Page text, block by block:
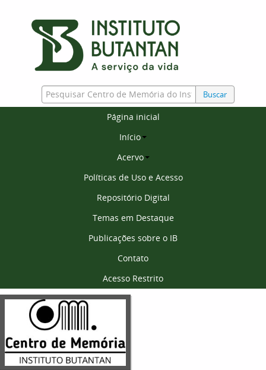
Buscar
Página inicial
Início
Acervo
Políticas de Uso e Acesso
Repositório Digital
Temas em Destaque
Publicações sobre o IB
Contato
Acesso Restrito